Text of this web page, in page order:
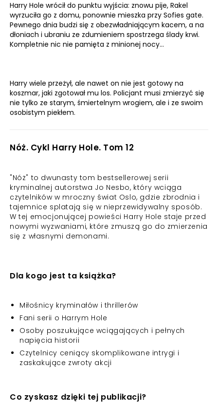
Harry Hole wrócił do punktu wyjścia: znowu pije, Rakel
wyrzuciła go z domu, ponownie mieszka przy Sofies gate.
Pewnego dnia budzi się z obezwładniającym kacem, a na
dłoniach i ubraniu ze zdumieniem spostrzega ślady krwi.
Kompletnie nic nie pamięta z minionej nocy…
Harry wiele przeżył, ale nawet on nie jest gotowy na
koszmar, jaki zgotował mu los. Policjant musi zmierzyć się
nie tylko ze starym, śmiertelnym wrogiem, ale i ze swoim
osobistym piekłem.
Nóż. Cykl Harry Hole. Tom 12
"Nóż" to dwunasty tom bestsellerowej serii
kryminalnej autorstwa Jo Nesbo, który wciąga
czytelników w mroczny świat Oslo, gdzie zbrodnia i
tajemnice splatają się w nieprzewidywalny sposób.
W tej emocjonującej powieści Harry Hole staje przed
nowymi wyzwaniami, które zmuszą go do zmierzenia
się z własnymi demonami.
Dla kogo jest ta książka?
Miłośnicy kryminałów i thrillerów
Fani serii o Harrym Hole
Osoby poszukujące wciągających i pełnych
napięcia historii
Czytelnicy ceniący skomplikowane intrygi i
zaskakujące zwroty akcji
Co zyskasz dzięki tej publikacji?